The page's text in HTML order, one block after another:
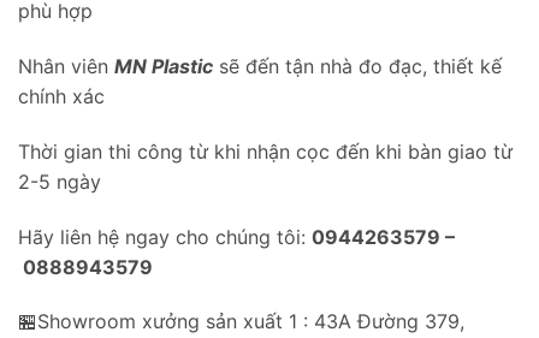
phù hợp
Nhân viên MN Plastic sẽ đến tận nhà đo đạc, thiết kế
chính xác
Thời gian thi công từ khi nhận cọc đến khi bàn giao từ
2-5 ngày
Hãy liên hệ ngay cho chúng tôi: 0944263579 –
0888943579
🏪Showroom xưởng sản xuất 1 : 43A Đường 379,